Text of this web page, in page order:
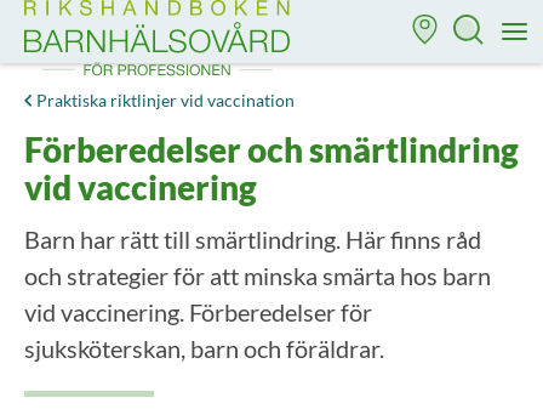
Till startsidan för Rikshandboken i barnhälsovård
Praktiska riktlinjer vid vaccination
Förberedelser och smärtlindring
vid vaccinering
Barn har rätt till smärtlindring. Här finns råd
och strategier för att minska smärta hos barn
vid vaccinering. Förberedelser för
sjuksköterskan, barn och föräldrar.